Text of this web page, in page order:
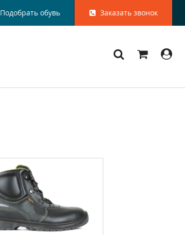
Заказать звонок
Подобрать обувь